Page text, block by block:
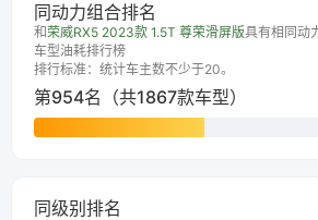
同动力组合排名
和荣威RX5 2023款 1.5T 尊荣滑屏版具有相同动
车型油耗排行榜
排行标准：统计车主数不少于20。
第954名（共1867款车型）
同级别排名